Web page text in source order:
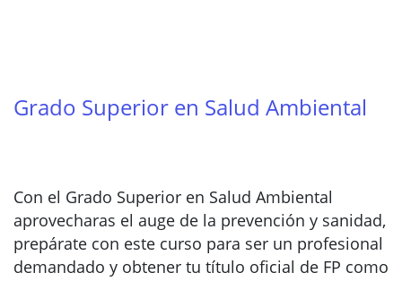
Grado Superior en Salud Ambiental
Con el Grado Superior en Salud Ambiental
aprovecharas el auge de la prevención y sanidad,
prepárate con este curso para ser un profesional
demandado y obtener tu título oficial de FP como